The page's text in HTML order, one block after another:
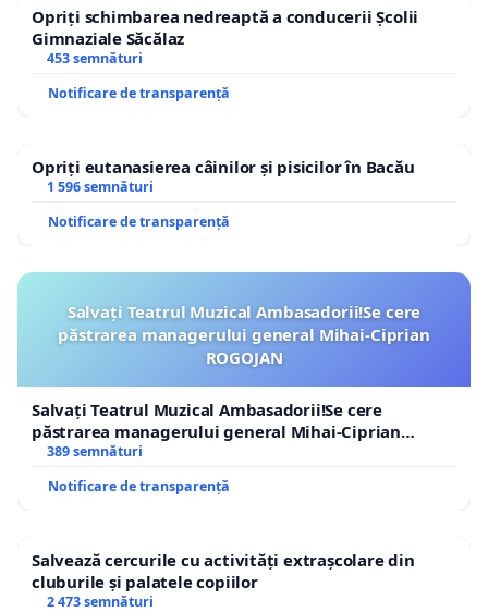
Opriți schimbarea nedreaptă a conducerii Școlii
Gimnaziale Săcălaz
453 semnături
Notificare de transparență
Opriți eutanasierea câinilor și pisicilor în Bacău
1 596 semnături
Notificare de transparență
Salvați Teatrul Muzical Ambasadorii!Se cere
păstrarea managerului general Mihai-Ciprian
ROGOJAN
Salvați Teatrul Muzical Ambasadorii!Se cere
păstrarea managerului general Mihai-Ciprian
ROGOJAN
389 semnături
Notificare de transparență
Salvează cercurile cu activități extrașcolare din
cluburile și palatele copiilor
2 473 semnături